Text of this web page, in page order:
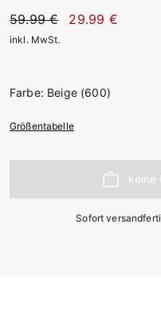
59.99 € 29.99 €
inkl. MwSt.
Farbe: Beige (600)
Größentabelle
Sofort